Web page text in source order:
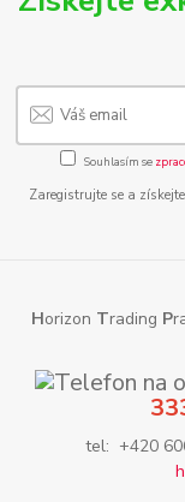
Souhlasím se
Zaregistrujte se a
Horizon Trading P
tel: +420